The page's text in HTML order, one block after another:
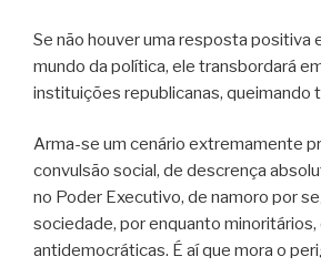
Se não houver uma resposta positiva
mundo da política, ele transbordará
instituições republicanas, queimando
Arma-se um cenário extremamente
convulsão social, de descrença
no Poder Executivo, de namoro por
sociedade, por enquanto minoritários,
antidemocráticas. É aí que mora o